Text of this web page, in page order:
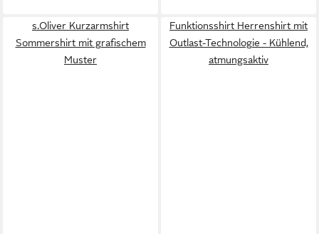
s.Oliver Kurzarmshirt
Sommershirt mit grafischem
Muster
Funktionsshirt Herrenshirt mit
Outlast-Technologie - Kühlend,
atmungsaktiv